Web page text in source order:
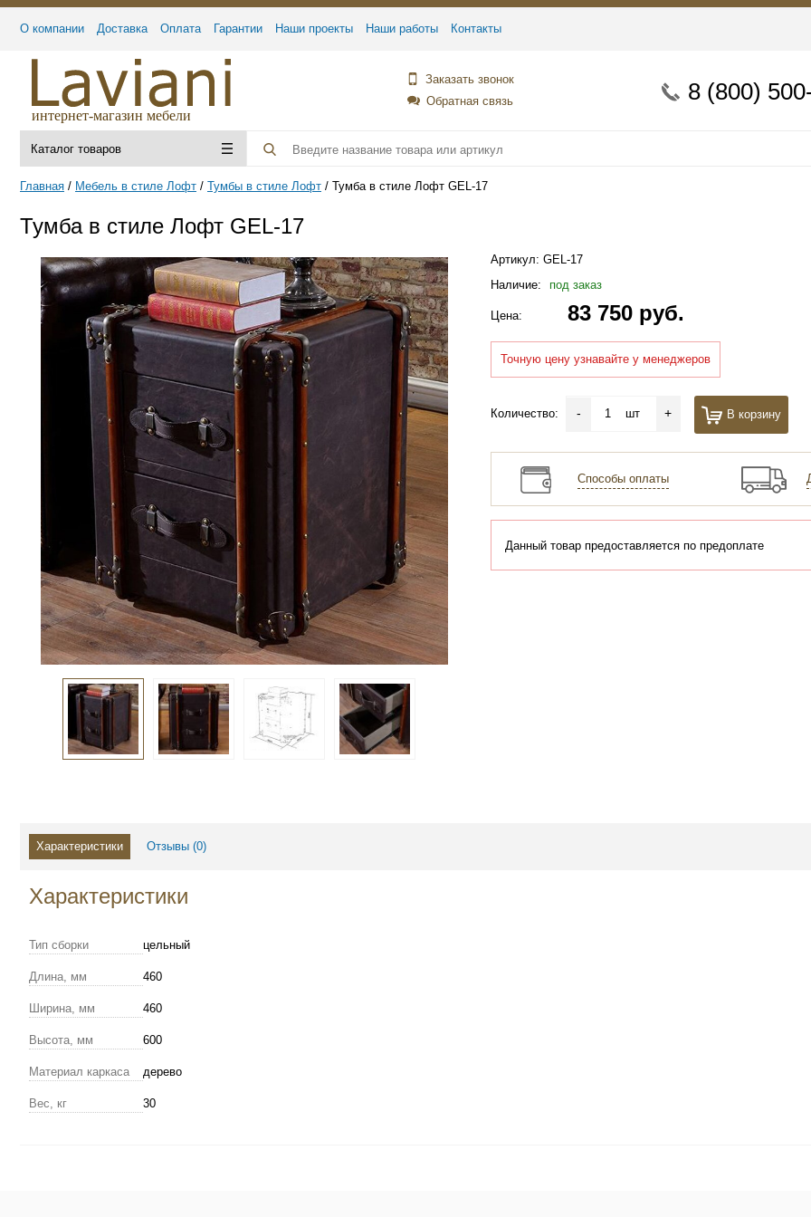
О компании Доставка Оплата Гарантии Наши проекты Наши работы Контакты
интернет-магазин мебели
Заказать звонок
Обратная связь
8 (800)
Каталог товаров
Главная Мебель в стиле Лофт Тумбы в стиле Лофт Тумба в стиле Лофт GEL-17
Тумба в стиле Лофт GEL-17
Артикул: GEL-17
Наличие:
под заказ
Цена: 83 750 руб.
Точную цену узнавайте у менеджеров
Количество: - шт + В корзину
Способы оплаты
Данный товар предоставляется по предоплате
Характеристики Отзывы (0)
Характеристики
Тип сборки цельный
Длина, мм 460
Ширина, мм 460
Высота, мм 600
Материал каркаса дерево
Вес, кг 30